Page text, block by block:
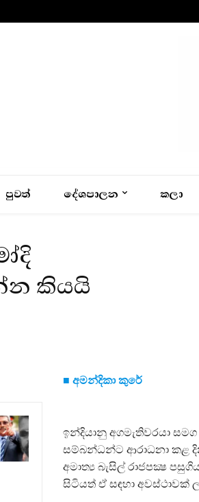
පුවත් දේශපාලන කලා
කියයි
■ අමන්දිකා කුරේ
ඉන්දියානු අගමැතිවරයා
සම්බන්ධන්ට ආරාධනා කළ
අමාත්‍ය බැසිල් රාජපක්‍ෂ
සිටියත් ඒ සඳහා අවස්ථාවක්